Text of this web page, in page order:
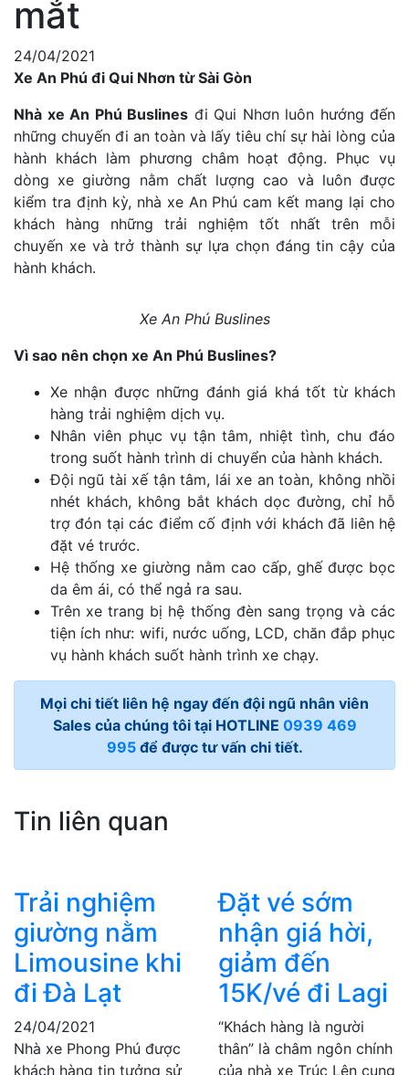
mắt
24/04/2021
Xe An Phú đi Qui Nhơn từ Sài Gòn
Nhà xe An Phú Buslines đi Qui Nhơn luôn hướng đến
những chuyến đi an toàn và lấy tiêu chí sự hài lòng của
hành khách làm phương châm hoạt động. Phục vụ
dòng xe giường nằm chất lượng cao và luôn được
kiểm tra định kỳ, nhà xe An Phú cam kết mang lại cho
khách hàng những trải nghiệm tốt nhất trên mỗi
chuyến xe và trở thành sự lựa chọn đáng tin cậy của
hành khách.
Xe An Phú Buslines
Vì sao nên chọn xe An Phú Buslines?
Xe nhận được những đánh giá khá tốt từ khách
hàng trải nghiệm dịch vụ.
Nhân viên phục vụ tận tâm, nhiệt tình, chu đáo
trong suốt hành trình di chuyển của hành khách.
Đội ngũ tài xế tận tâm, lái xe an toàn, không nhồi
nhét khách, không bắt khách dọc đường, chỉ hỗ
trợ đón tại các điểm cố định với khách đã liên hệ
đặt vé trước.
Hệ thống xe giường nằm cao cấp, ghế được bọc
da êm ái, có thể ngả ra sau.
Trên xe trang bị hệ thống đèn sang trọng và các
tiện ích như: wifi, nước uống, LCD, chăn đắp phục
vụ hành khách suốt hành trình xe chạy.
Mọi chi tiết liên hệ ngay đến đội ngũ nhân viên
Sales của chúng tôi tại HOTLINE 0939 469
995để được tư vấn chi tiết.
Tin liên quan
Trải nghiệm
giường nằm
Limousine khi
đi Đà Lạt
24/04/2021
Nhà xe Phong Phú được
khách hàng tin tưởng sử
Đặt vé sớm
nhận giá hời,
giảm đến
15K/vé đi Lagi
“Khách hàng là người
thân” là châm ngôn chính
của nhà xe Trúc Lên cung